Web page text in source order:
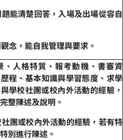
能清楚回答 ， 入場及出場從容自
念 ， 能自我管理與要求。
、 人格特質 、報考動機 、 書審資
程 、 基本知識與學習態度 、 求學
學校社團或校內外活動的經驗 ，
整陳述及說明。
團或校內外活動的經驗，若有特
別進行陳述。